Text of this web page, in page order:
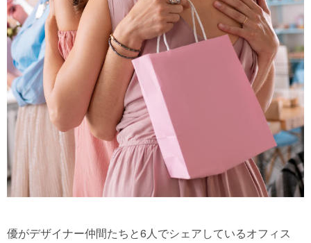
優がデザイナー仲間たちと6人でシェアしているオフィス